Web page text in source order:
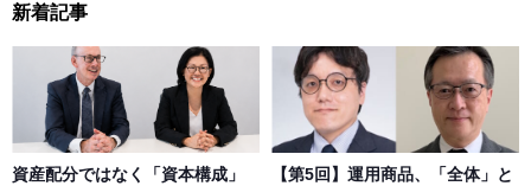
新着記事
資産配分ではなく「資本構成」
【第5回】運用商品、「全体」と